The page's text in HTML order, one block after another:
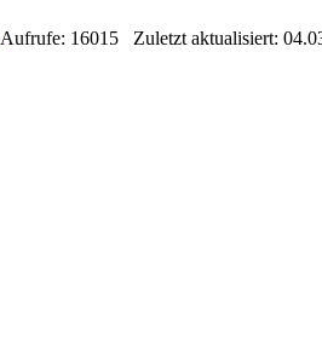
Aufrufe: 16015 Zuletzt aktualisiert: